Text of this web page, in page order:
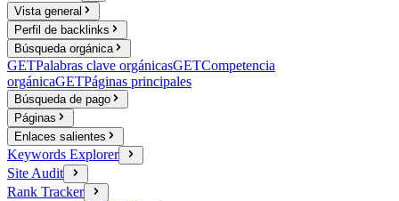
Vista general
Perfil de backlinks
Búsqueda orgánica
GETPalabras clave orgánicasGETCompetencia
orgánicaGETPáginas principales
Búsqueda de pago
Páginas
Enlaces salientes
Keywords Explorer
Site Audit
Rank Tracker